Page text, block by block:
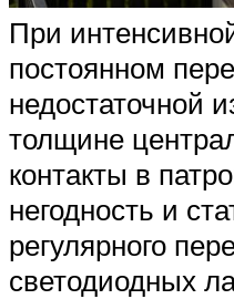
При
постоянном
недостаточной
толщине
контакты в
негодность и
регулярного
светодиодных